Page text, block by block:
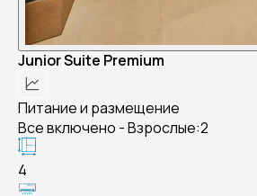
Junior Suite Premium
Питание и размещение
Все включено - Взрослые:2
4